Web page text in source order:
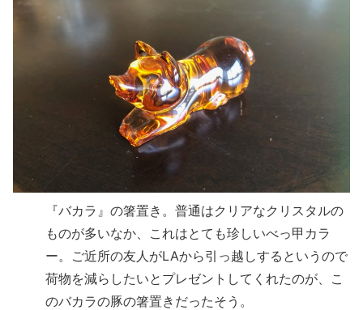
『バカラ』の箸置き。普通はクリアなクリスタルの
ものが多いなか、これはとても珍しいべっ甲カラ
ー。ご近所の友人がLAから引っ越しするというので
荷物を減らしたいとプレゼントしてくれたのが、こ
のバカラの豚の箸置きだったそう。